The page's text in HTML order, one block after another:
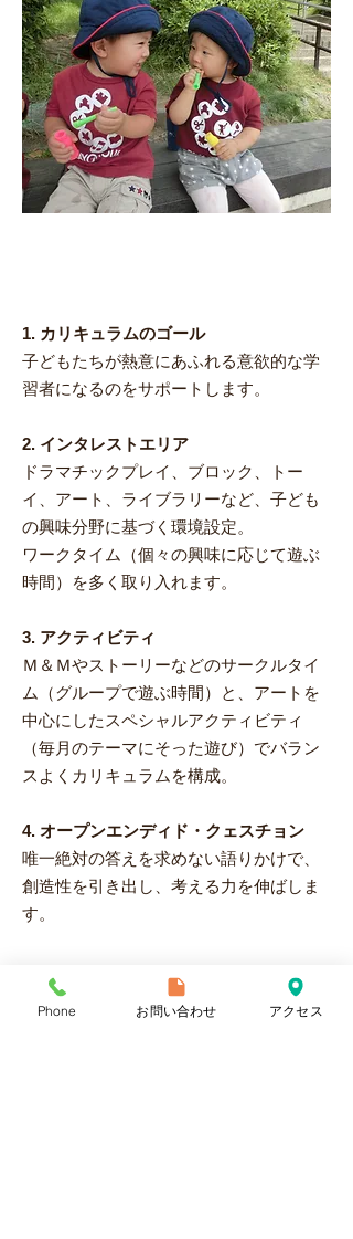
1. カリキュラムのゴール
子どもたちが熱意にあふれる意欲的な学
習者になるのをサポートします。
2. インタレストエリア
ドラマチックプレイ、ブロック、トー
イ、アート、ライブラリーなど、子ども
の興味分野に基づく環境設定。
ワークタイム（個々の興味に応じて遊ぶ
時間）を多く取り入れます。
3. アクティビティ
Ｍ＆Ｍやストーリーなどのサークルタイ
ム（グループで遊ぶ時間）と、アートを
中心にしたスペシャルアクティビティ
（毎月のテーマにそった遊び）でバラン
スよくカリキュラムを構成。
4. オープンエンディド・クェスチョン
唯一絶対の答えを求めない語りかけで、
創造性を引き出し、考える力を伸ばしま
す。
​プリスクールの１日
Phone お問い合わせ アクセス